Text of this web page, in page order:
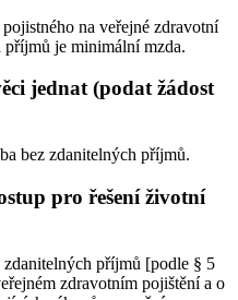
na veřejné zdravotní
příjmů je minimální mzda.
jednat (podat žádost
bez zdanitelných příjmů.
pro řešení životní
zdanitelných příjmů [podle § 5
zdravotním pojištění a o